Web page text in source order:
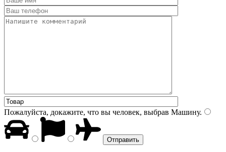
Пожалуйста, докажите, что вы человек, выбрав Машину.